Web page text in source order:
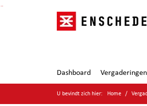
Ga naar de inhoud van deze pagina
Ga naar het zoeken
Ga naar het menu
Dashboard Vergaderingen
U bevindt zich hier: Home